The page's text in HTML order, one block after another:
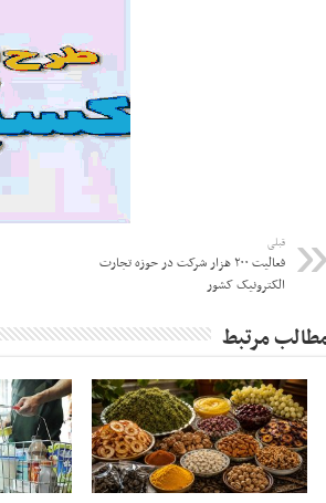
قبلی
فعالیت ۲۰۰ هزار شرکت در حوزه تجارت
الکترونیک کشور
مرتبط